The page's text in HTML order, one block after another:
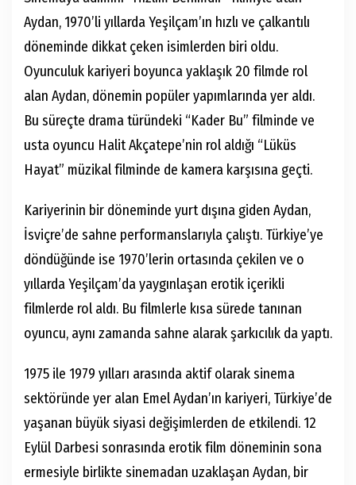
Aydan, 1970’li yıllarda Yeşilçam’ın hızlı ve çalkantılı
döneminde dikkat çeken isimlerden biri oldu.
Oyunculuk kariyeri boyunca yaklaşık 20 filmde rol
alan Aydan, dönemin popüler yapımlarında yer aldı.
Bu süreçte drama türündeki “Kader Bu” filminde ve
usta oyuncu Halit Akçatepe’nin rol aldığı “Lüküs
Hayat” müzikal filminde de kamera karşısına geçti.
Kariyerinin bir döneminde yurt dışına giden Aydan,
İsviçre’de sahne performanslarıyla çalıştı. Türkiye’ye
döndüğünde ise 1970’lerin ortasında çekilen ve o
yıllarda Yeşilçam’da yaygınlaşan erotik içerikli
filmlerde rol aldı. Bu filmlerle kısa sürede tanınan
oyuncu, aynı zamanda sahne alarak şarkıcılık da yaptı.
1975 ile 1979 yılları arasında aktif olarak sinema
sektöründe yer alan Emel Aydan’ın kariyeri, Türkiye’de
yaşanan büyük siyasi değişimlerden de etkilendi. 12
Eylül Darbesi sonrasında erotik film döneminin sona
ermesiyle birlikte sinemadan uzaklaşan Aydan, bir